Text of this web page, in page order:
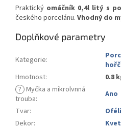
Praktický omáčník 0,4l litý s
českého porcelánu. Vhodný do
Doplňkové parametry
Kategorie:
Hmotnost:
0.8
? Myčka a mikrolvnná
trouba:
Ano
Tvar:
Dekor: